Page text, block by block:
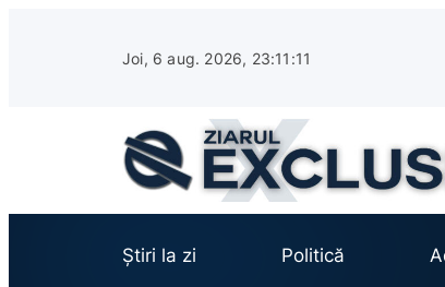
Joi, 6 aug. 2026, 23:11:13
Știri la zi Politică